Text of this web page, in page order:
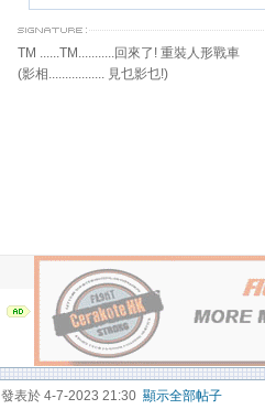
TM ......TM...........回來了! 重裝人形戰車
(影相................. 見乜影乜!)
發表於 4-7-2023 21:30 顯示全部帖子